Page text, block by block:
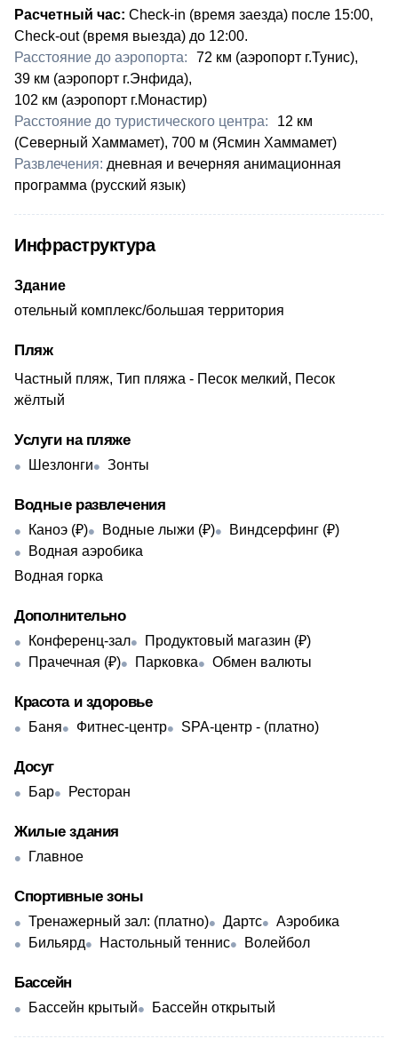
Расчетный час: Check-in (время заезда) после 15:00,
Check-out (время выезда) до 12:00.
Расстояние до аэропорта:
72 км (аэропорт г.Тунис),
39 км (аэропорт г.Энфида),
102 км (аэропорт г.Монастир)
Расстояние до туристического центра:
12 км
(Северный Хаммамет), 700 м (Ясмин Хаммамет)
Развлечения: дневная и вечерняя анимационная
программа (русский язык)
Инфраструктура
Здание
отельный комплекс/большая территория
Пляж
Частный пляж, Тип пляжа - Песок мелкий, Песок
жёлтый
Услуги на пляже
Шезлонги Зонты
Водные развлечения
Каноэ (₽) Водные лыжи (₽)
Виндсерфинг (₽)
Водная аэробика
Водная горка
Дополнительно
Конференц-зал
Продуктовый магазин (₽)
Прачечная (₽)
Парковка Обмен валюты
Красота и здоровье
Баня Фитнес-центр SPA-центр - (платно)
Досуг
Бар Ресторан
Жилые здания
Главное
Спортивные зоны
Тренажерный зал: (платно) Дартс
Аэробика
Бильярд
Настольный теннис Волейбол
Бассейн
Бассейн крытый Бассейн открытый